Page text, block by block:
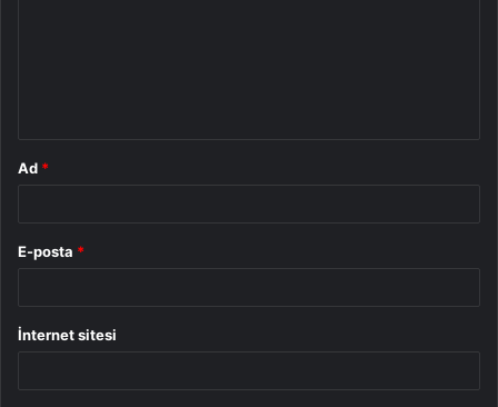
Ad *
E-posta *
İnternet sitesi